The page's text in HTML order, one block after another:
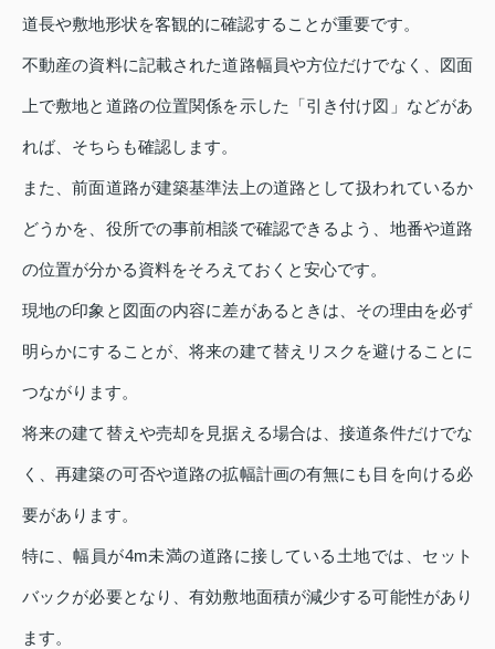
道長や敷地形状を客観的に確認することが重要です。
不動産の資料に記載された道路幅員や方位だけでなく、図面
上で敷地と道路の位置関係を示した「引き付け図」などがあ
れば、そちらも確認します。
また、前面道路が建築基準法上の道路として扱われているか
どうかを、役所での事前相談で確認できるよう、地番や道路
の位置が分かる資料をそろえておくと安心です。
現地の印象と図面の内容に差があるときは、その理由を必ず
明らかにすることが、将来の建て替えリスクを避けることに
つながります。
将来の建て替えや売却を見据える場合は、接道条件だけでな
く、再建築の可否や道路の拡幅計画の有無にも目を向ける必
要があります。
特に、幅員が4m未満の道路に接している土地では、セット
バックが必要となり、有効敷地面積が減少する可能性があり
ます。